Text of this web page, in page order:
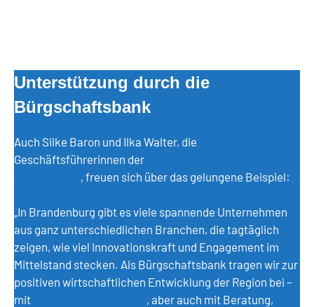
Unterstützung durch die
Bürgschaftsbank
Auch Silke Baron und Ilka Walter, die
Geschäftsführerinnen der
, freuen sich über das gelungene Beispiel:
„In Brandenburg gibt es viele spannende Unternehmen
aus ganz unterschiedlichen Branchen, die tagtäglich
zeigen, wie viel Innovationskraft und Engagement im
Mittelstand stecken. Als Bürgschaftsbank tragen wir zur
positiven wirtschaftlichen Entwicklung der Region bei –
mit
, aber auch mit Beratung,